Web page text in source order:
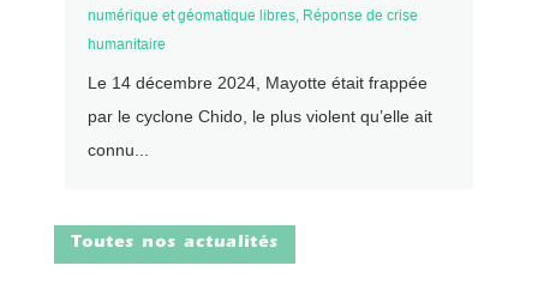
numérique et géomatique libres, Réponse de crise
humanitaire
Le 14 décembre 2024, Mayotte était frappée
par le cyclone Chido, le plus violent qu’elle ait
connu...
Toutes nos actualités